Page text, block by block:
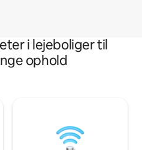
i lejeboliger til
ophold